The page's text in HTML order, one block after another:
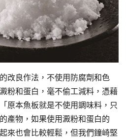
改良作法，不使用防腐劑和色
粉和蛋白，毫不偷工減料，憑藉
原本魚板就是不使用調味料，只
產物，如果使用澱粉和蛋白的
來也會比較輕鬆，但我們鐘崎堅